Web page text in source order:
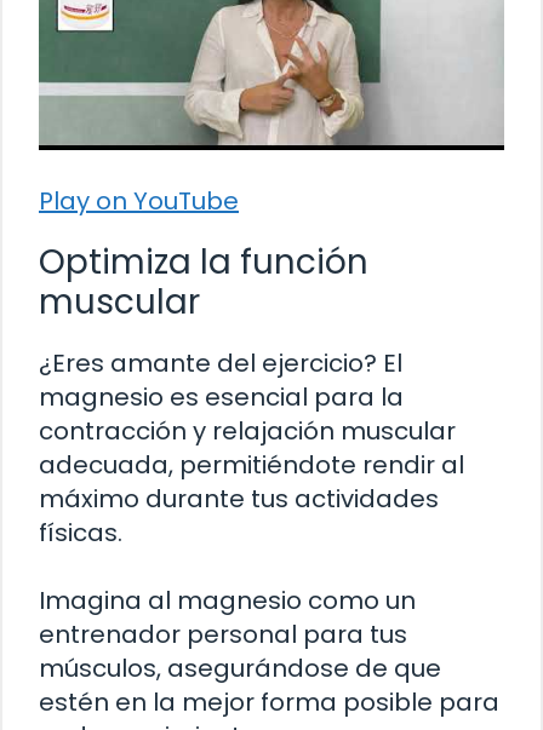
Play on YouTube
Optimiza la función
muscular
¿Eres amante del ejercicio? El
magnesio es esencial para la
contracción y relajación muscular
adecuada, permitiéndote rendir al
máximo durante tus actividades
físicas.
Imagina al magnesio como un
entrenador personal para tus
músculos, asegurándose de que
estén en la mejor forma posible para